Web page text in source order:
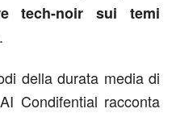
tech-noir sui temi
.
della durata media di
Condifential racconta